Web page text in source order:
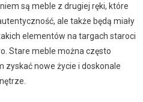
są meble z drugiej ręki, które
ale także będą miały
elementów na targach staroci
Stare meble można często
zyskać nowe życie i doskonale